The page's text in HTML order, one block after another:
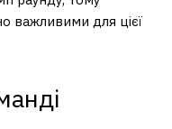
важливими для цієї